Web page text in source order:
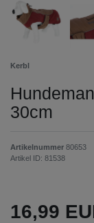
Kerbl
30cm
Artikelnummer 80653
Artikel ID: 81538
16,99